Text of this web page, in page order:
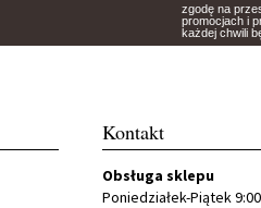
zgodę na
promocjach i
każdej chwili
Kontakt
Obsługa sklepu
Poniedziałek-Piątek